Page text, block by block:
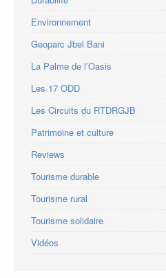
Environnement
Geoparc Jbel Bani
La Palme de l’Oasis
Les 17 ODD
Les Circuits du RTDRGJB
Patrimoine et culture
Reviews
Tourisme durable
Tourisme rural
Tourisme solidaire
Vidéos